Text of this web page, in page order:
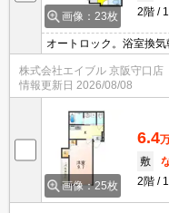
画像：23枚
2階
オートロック。浴室換
株式会社エイブル 京阪守口店
情報更新日 2026/08/08
画像：25枚
6.4
敷
2階